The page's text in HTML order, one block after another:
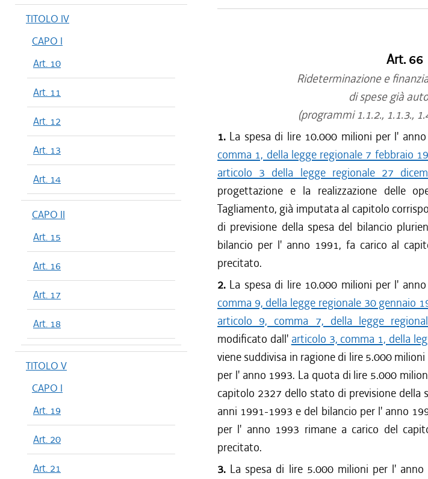
TITOLO IV
CAPO I
Art. 10
Art. 11
Art. 12
Art. 13
Art. 14
CAPO II
Art. 15
Art. 16
Art. 17
Art. 18
TITOLO V
CAPO I
Art. 19
Art. 20
Art. 21
Art. 66
Rideterminazione e
di spese già
(programmi 1.1.2., 1.1.3.,
1. La spesa di lire 10.000 milioni per l'
comma 1, della legge regionale 7 febbraio
articolo 3 della legge regionale 27
progettazione e la realizzazione delle
Tagliamento, già imputata al capitolo
di previsione della spesa del bilancio
bilancio per l' anno 1991, fa carico al
precitato.
2. La spesa di lire 10.000 milioni per l'
comma 9, della legge regionale 30 gennaio
articolo 9, comma 7, della legge
modificato dall' articolo 3, comma 1, della
viene suddivisa in ragione di lire 5.000
per l' anno 1993. La quota di lire 5.000
capitolo 2327 dello stato di previsione della
anni 1991-1993 e del bilancio per l' anno
per l' anno 1993 rimane a carico del
precitato.
3. La spesa di lire 5.000 milioni per l'